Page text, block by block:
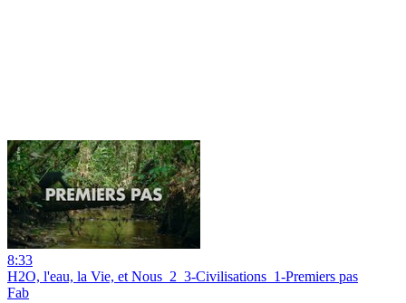
8:33
H2O, l'eau, la Vie, et Nous_2_3-Civilisations_1-Premiers pas
Fab